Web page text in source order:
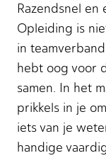
Razendsnel
Opleiding is
in
hebt oog voor
samen. In het
prikkels in je
iets van je
handige